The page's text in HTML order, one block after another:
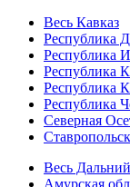
Весь Кавказ
Республика
Республика
Республика
Республика
Республика
Северная
Весь
Амурская